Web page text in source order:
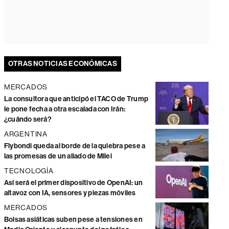
OTRAS NOTICIAS ECONÓMICAS
MERCADOS
La consultora que anticipó el TACO de Trump
le pone fecha a otra escalada con Irán:
¿cuándo será?
ARGENTINA
Flybondi queda al borde de la quiebra pese a
las promesas de un aliado de Milei
TECNOLOGÍA
Así será el primer dispositivo de OpenAI: un
altavoz con IA, sensores y piezas móviles
MERCADOS
Bolsas asiáticas suben pese a tensiones en